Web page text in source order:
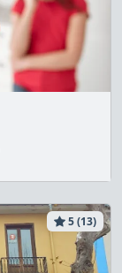
5 (13)